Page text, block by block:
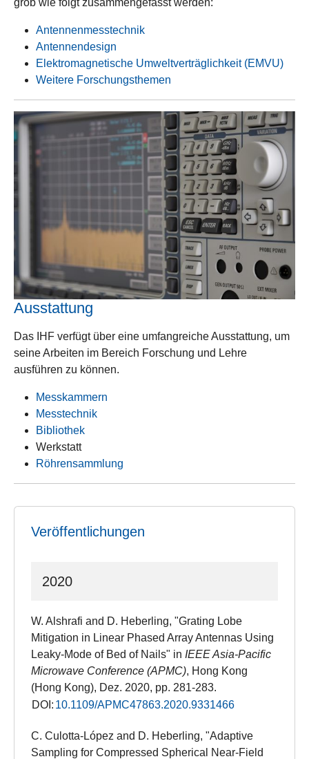
grob wie folgt zusammengefasst werden:
Antennenmesstechnik
Antennendesign
Elektromagnetische Umweltverträglichkeit (EMVU)
Weitere Forschungsthemen
Ausstattung
Das IHF verfügt über eine umfangreiche Ausstattung, um
seine Arbeiten im Bereich Forschung und Lehre
ausführen zu können.
Messkammern
Messtechnik
Bibliothek
Werkstatt
Röhrensammlung
Veröffentlichungen
2020
W. Alshrafi and D. Heberling, "Grating Lobe
Mitigation in Linear Phased Array Antennas Using
Leaky-Mode of Bed of Nails" in IEEE Asia-Pacific
Microwave Conference (APMC), Hong Kong
(Hong Kong), Dez. 2020, pp. 281-283.
DOI: 10.1109/APMC47863.2020.9331466
C. Culotta-López and D. Heberling, "Adaptive
Sampling for Compressed Spherical Near-Field